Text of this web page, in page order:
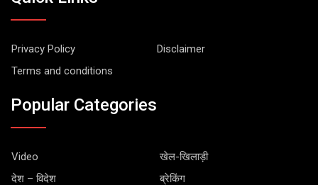
Privacy Policy
Disclaimer
Terms and conditions
Popular Categories
Video
खेल-खिलाड़ी
देश – विदेश
ब्रेकिंग